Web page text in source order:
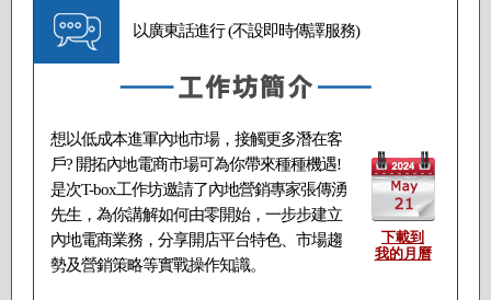
以廣東話進行 (不設即時傳譯服務)
想以低成本進軍內地市場，接觸更多潛在客
戶? 開拓內地電商市場可為你帶來種種機遇!
是次T-box工作坊邀請了內地營銷專家張傳湧
先生，為你講解如何由零開始，一步步建立
內地電商業務，分享開店平台特色、市場趨
勢及營銷策略等實戰操作知識。
下載到
我的月曆